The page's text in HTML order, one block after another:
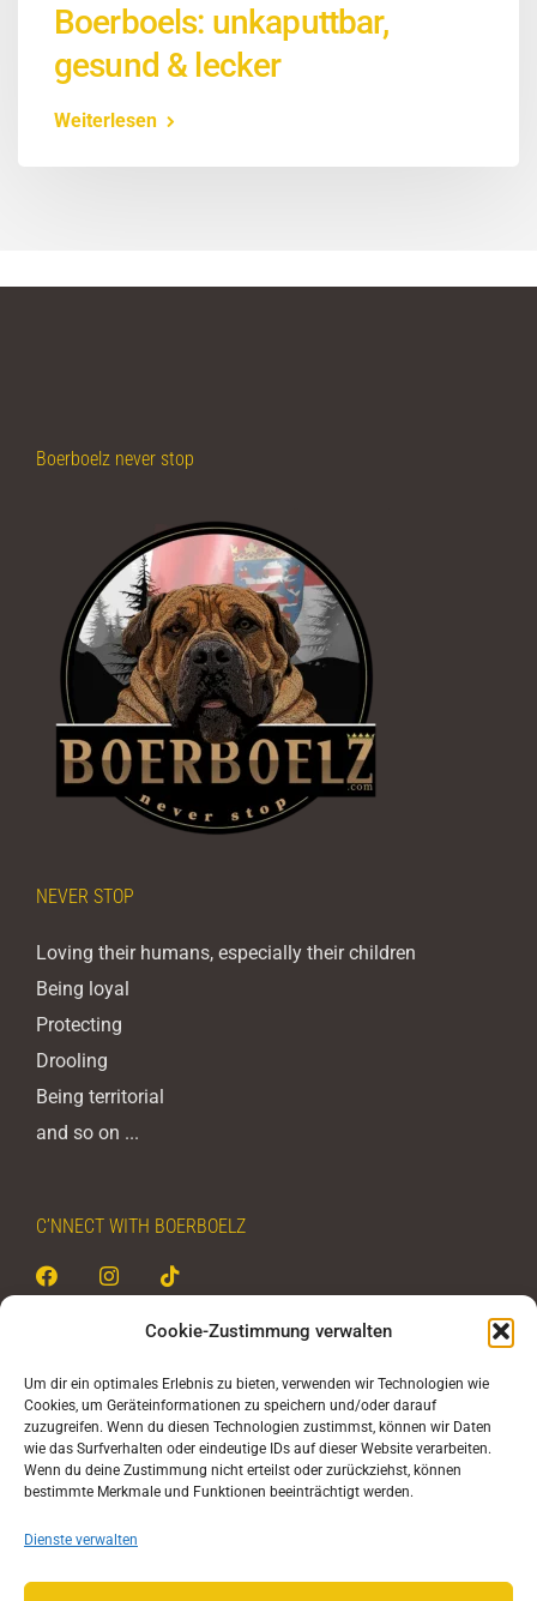
Cookie-Zustimmung verwalten
Um dir ein optimales Erlebnis zu bieten, verwenden wir Technologien wie
Cookies, um Geräteinformationen zu speichern und/oder darauf
zuzugreifen. Wenn du diesen Technologien zustimmst, können wir Daten
wie das Surfverhalten oder eindeutige IDs auf dieser Website verarbeiten.
Wenn du deine Zustimmung nicht erteilst oder zurückziehst, können
bestimmte Merkmale und Funktionen beeinträchtigt werden.
Dienste verwalten
Boerboels: unkaputtbar,
gesund & lecker
Weiterlesen
Boerboelz never stop
NEVER STOP
Loving their humans, especially their children
Being loyal
Protecting
Drooling
Being territorial
and so on ...
C’NNECT WITH BOERBOELZ
BOERBOELZ - never stop
Christoph Rehak
Untertorstraße 8
D-63688 Gedern
Mail:info@boerboelz.com